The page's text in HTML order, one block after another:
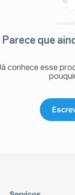
Parece que
conhece esse